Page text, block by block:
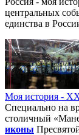
центральных
единства в
Моя история -
Специально на
столичный
иконы